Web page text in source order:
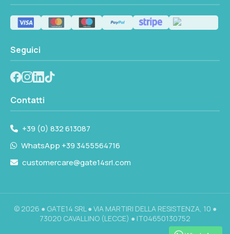
Seguici
Contatti
+39 (0) 832 613087
WhatsApp +39 3455564716
customercare@gate14srl.com
© 2026 ● GATE14 SRL ● VIA MARTIRI DELLA RESISTENZA, 10 ●
73020 CAVALLINO (LECCE) ● IT04650130752